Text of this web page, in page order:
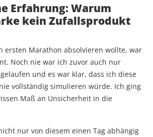
Erfahrung: Warum
kein Zufallsprodukt
ersten Marathon absolvieren wollte, war
Noch nie war ich zuvor auch nur
und es war klar, dass ich diese
vollständig simulieren würde. Ich ging
Maß an Unsicherheit in die
nur von diesem einen Tag abhängig